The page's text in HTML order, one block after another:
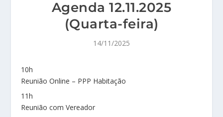
Agenda 12.11.2025
(Quarta-feira)
14/11/2025
10h
Reunião Online – PPP Habitação
11h
Reunião com Vereador